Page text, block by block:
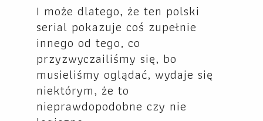
I może dlatego, że ten polski
serial pokazuje coś zupełnie
innego od tego, co
przyzwyczailiśmy się, bo
musieliśmy oglądać, wydaje się
niektórym, że to
nieprawdopodobne czy nie